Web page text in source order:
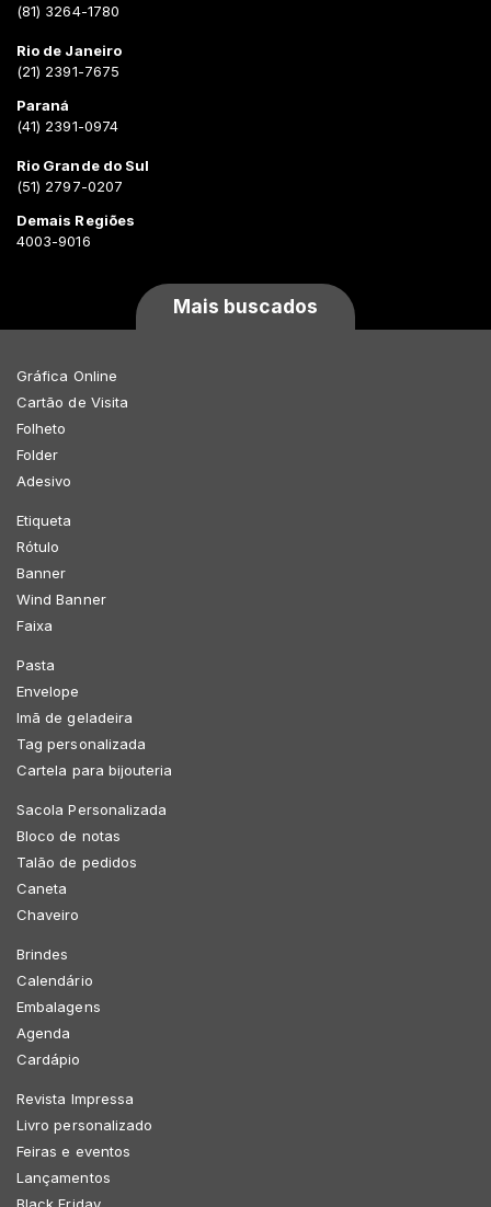
(81) 3264-1780
Rio de Janeiro
(21) 2391-7675
Paraná
(41) 2391-0974
Rio Grande do Sul
(51) 2797-0207
Demais Regiões
4003-9016
Mais buscados
Gráfica Online
Cartão de Visita
Folheto
Folder
Adesivo
Etiqueta
Rótulo
Banner
Wind Banner
Faixa
Pasta
Envelope
Imã de geladeira
Tag personalizada
Cartela para bijouteria
Sacola Personalizada
Bloco de notas
Talão de pedidos
Caneta
Chaveiro
Brindes
Calendário
Embalagens
Agenda
Cardápio
Revista Impressa
Livro personalizado
Feiras e eventos
Lançamentos
Black Friday